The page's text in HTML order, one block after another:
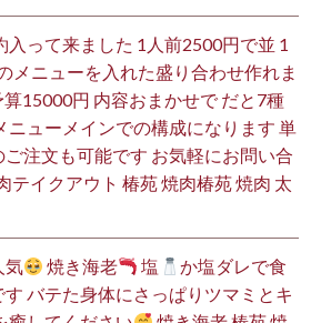
って来ました 1人前2500円で並 1
メニューを入れた盛り合わせ作れま
15000円 内容おまかせで だと7種
ニューメインでの構成になります 単
注文も可能です お気軽にお問い合
テイクアウト 椿苑 焼肉椿苑 焼肉 太
気 焼き海老 塩
か塩ダレで食
バテた身体にさっぱりツマミとキ